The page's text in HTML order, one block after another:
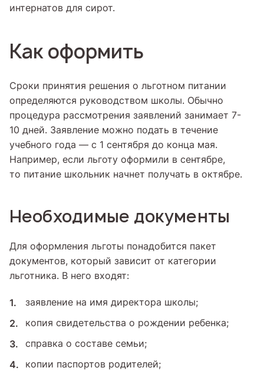
интернатов для сирот.
Как оформить
Сроки принятия решения о льготном питании
определяются руководством школы. Обычно
процедура рассмотрения заявлений занимает 7-
10 дней. Заявление можно подать в течение
учебного года — с 1 сентября до конца мая.
Например, если льготу оформили в сентябре,
то питание школьник начнет получать в октябре.
Необходимые документы
Для оформления льготы понадобится пакет
документов, который зависит от категории
льготника. В него входят:
заявление на имя директора школы;
копия свидетельства о рождении ребенка;
справка о составе семьи;
копии паспортов родителей;